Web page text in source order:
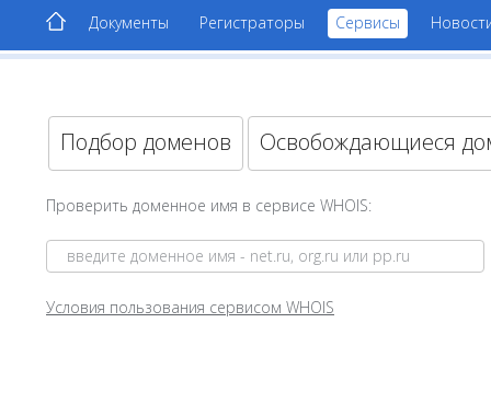
Документы Регистраторы Сервисы
Подбор доменов Освобождающиеся
Проверить доменное имя в сервисе WHOIS:
Условия пользования сервисом WHOIS